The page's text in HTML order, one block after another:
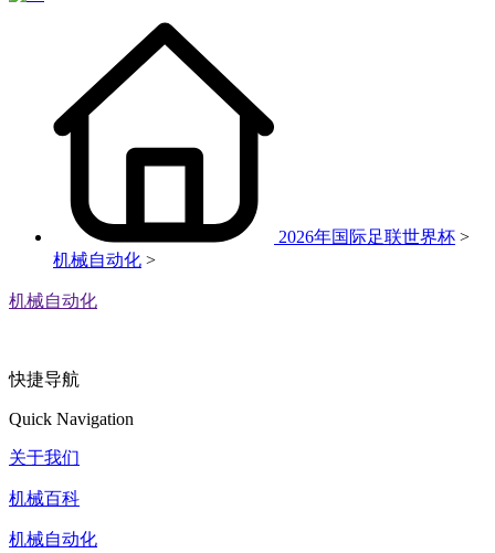
2026年国际足联世界杯 >
机械自动化 >
机械自动化
快捷导航
Quick Navigation
关于我们
机械百科
机械自动化